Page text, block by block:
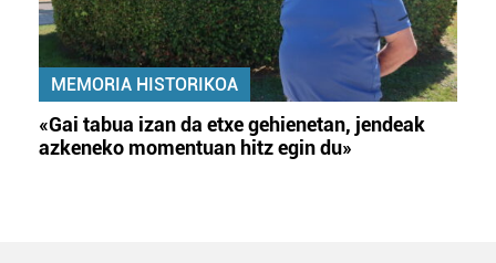
MEMORIA HISTORIKOA
«Gai tabua izan da etxe gehienetan, jendeak
azkeneko momentuan hitz egin du»